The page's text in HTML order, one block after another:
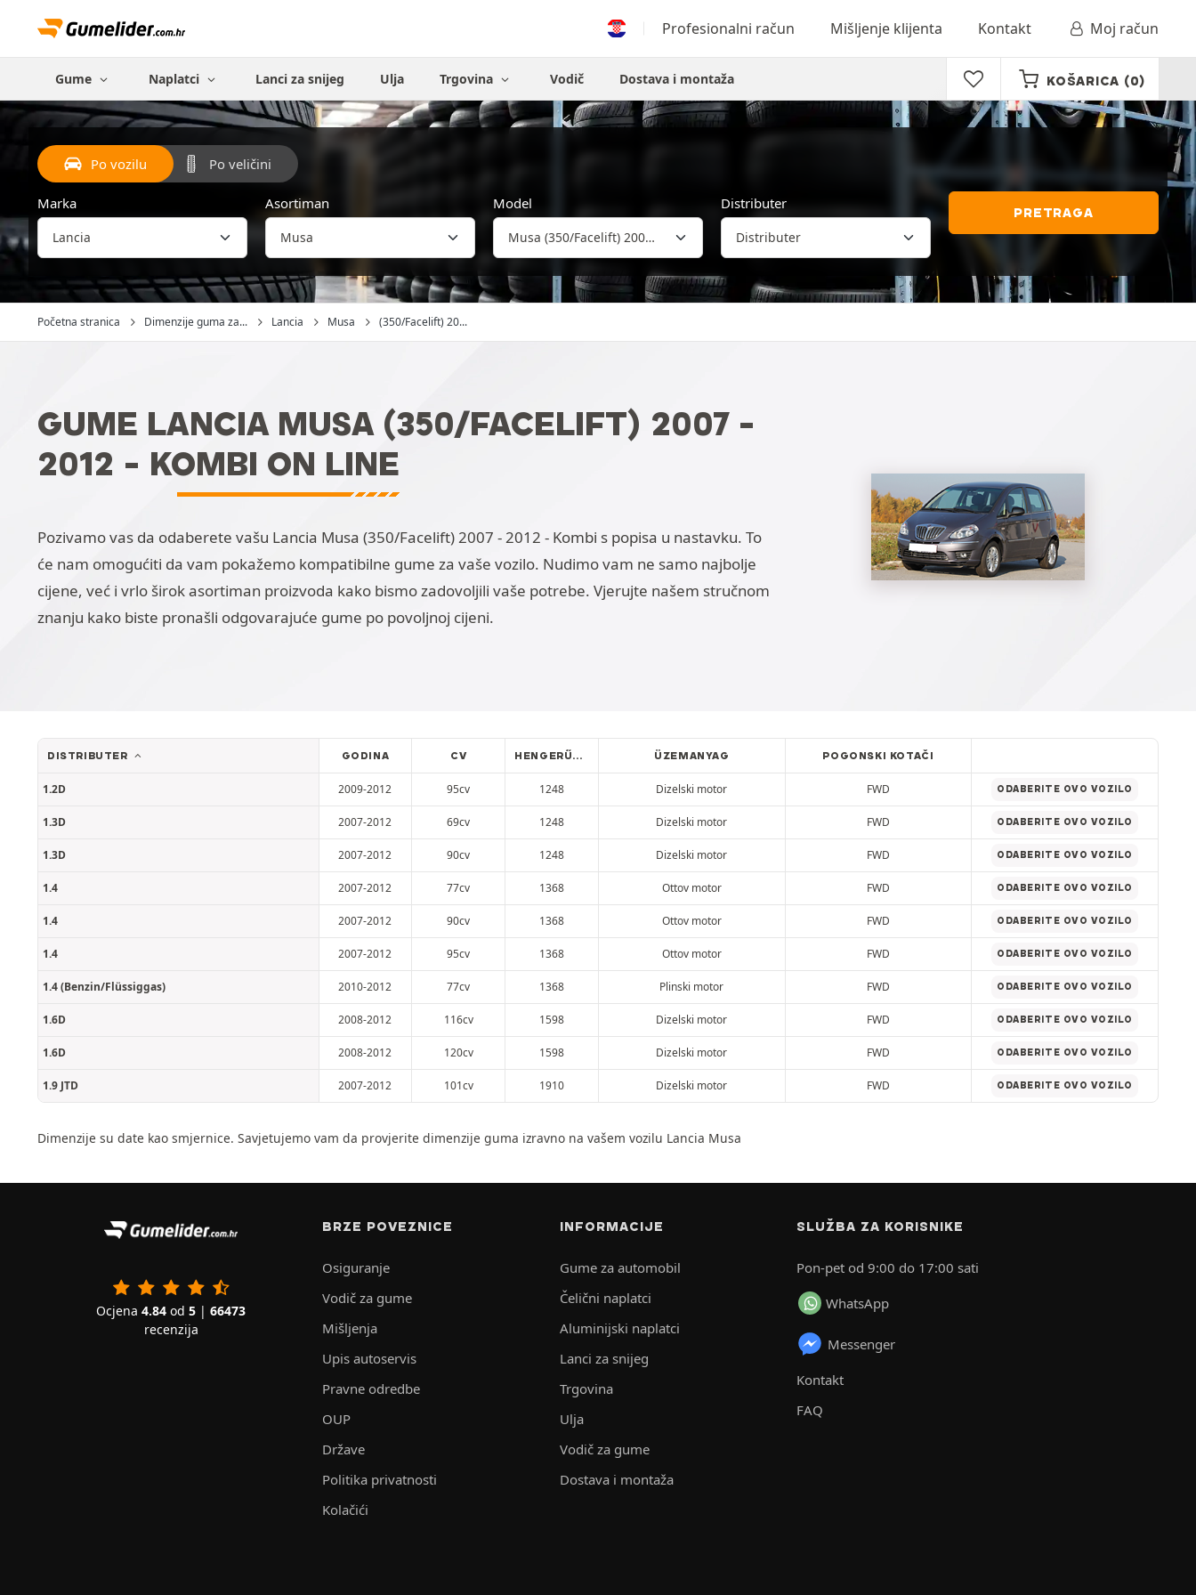
Profesionalni račun Mišljenje klijenta Kontakt Moj račun
Gume Naplatci Lanci za snijeg Ulja Trgovina Vodič Dostava i montaža KOŠARICA (0)
Po vozilu Po veličini
Marka Asortiman Model Distributer
PRETRAGA
Početna stranica Dimenzije guma za... Lancia Musa (350/Facelift) 20...
GUME LANCIA MUSA (350/FACELIFT) 2007 -
2012 - KOMBI ON LINE
Pozivamo vas da odaberete vašu Lancia Musa (350/Facelift) 2007 - 2012 - Kombi s popisa u nastavku. To
će nam omogućiti da vam pokažemo kompatibilne gume za vaše vozilo. Nudimo vam ne samo najbolje
cijene, već i vrlo širok asortiman proizvoda kako bismo zadovoljili vaše potrebe. Vjerujte našem stručnom
znanju kako biste pronašli odgovarajuće gume po povoljnoj cijeni.
DISTRIBUTER GODINA CV HENGERŰRTARTALOM ÜZEMANYAG POGONSKI KOTAČI
1.2D 2009-2012 95cv 1248 Dizelski motor FWD ODABERITE OVO VOZILO
1.3D 2007-2012 69cv 1248 Dizelski motor FWD ODABERITE OVO VOZILO
1.3D 2007-2012 90cv 1248 Dizelski motor FWD ODABERITE OVO VOZILO
1.4 2007-2012 77cv 1368 Ottov motor FWD ODABERITE OVO VOZILO
1.4 2007-2012 90cv 1368 Ottov motor FWD ODABERITE OVO VOZILO
1.4 2007-2012 95cv 1368 Ottov motor FWD ODABERITE OVO VOZILO
1.4 (Benzin/Flüssiggas) 2010-2012 77cv 1368 Plinski motor FWD ODABERITE OVO VOZILO
1.6D 2008-2012 116cv 1598 Dizelski motor FWD ODABERITE OVO VOZILO
1.6D 2008-2012 120cv 1598 Dizelski motor FWD ODABERITE OVO VOZILO
1.9 JTD 2007-2012 101cv 1910 Dizelski motor FWD ODABERITE OVO VOZILO
Dimenzije su date kao smjernice. Savjetujemo vam da provjerite dimenzije guma izravno na vašem vozilu Lancia Musa
Ocjena 4.84 od 5 | 66473
recenzija
BRZE POVEZNICE
Osiguranje
Vodič za gume
Mišljenja
Upis autoservis
Pravne odredbe
OUP
Države
Politika privatnosti
Kolačići
INFORMACIJE
Gume za automobil
Čelični naplatci
Aluminijski naplatci
Lanci za snijeg
Trgovina
Ulja
Vodič za gume
Dostava i montaža
SLUŽBA ZA KORISNIKE
Pon-pet od 9:00 do 17:00 sati
WhatsApp
Messenger
Kontakt
FAQ